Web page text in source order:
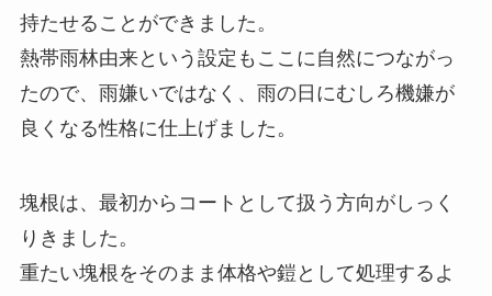
持たせることができました。
熱帯雨林由来という設定もここに自然につながっ
たので、雨嫌いではなく、雨の日にむしろ機嫌が
良くなる性格に仕上げました。
塊根は、最初からコートとして扱う方向がしっく
りきました。
重たい塊根をそのまま体格や鎧として処理するよ